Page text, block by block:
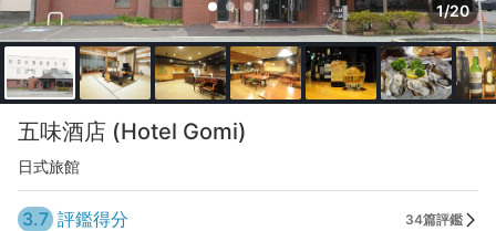
1/20
五味酒店 (Hotel Gomi)
日式旅館
3.7 評鑑得分 34篇評鑑